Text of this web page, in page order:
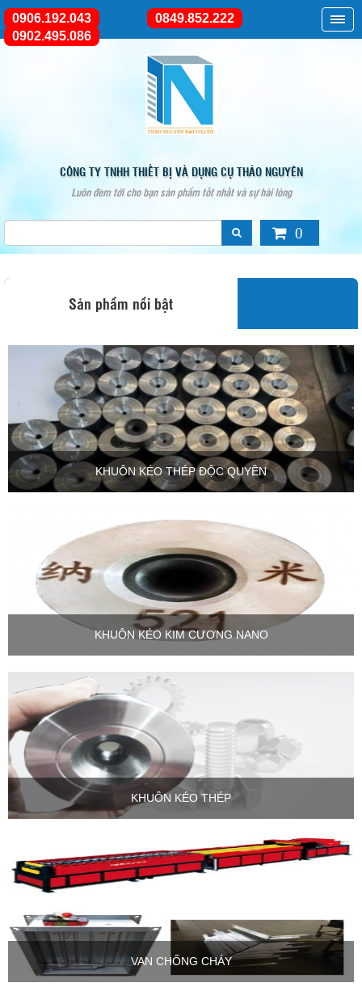
CÔNG TY TNHH THIẾT BỊ VÀ DỤNG CỤ THẢO NGUYÊN
Luôn đem tới cho bạn sản phẩm tốt nhất và sự hài lòng
0906.192.043
0849.852.222
0902.495.086
0
Sản phẩm nổi bật
KHUÔN KÉO THÉP ĐỘC QUYỀN
KHUÔN KÉO KIM CƯƠNG NANO
KHUÔN KÉO THÉP
VAN CHỐNG CHÁY